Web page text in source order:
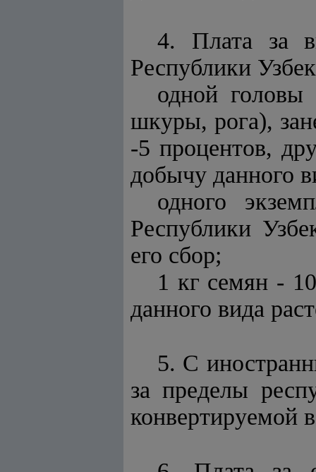
4. Плата за
Республики
одной головы
шкуры, рога),
-5 процентов,
добычу данного
одного
Республики
его сбор;
1 кг семян -
данного вида
5. С
за пределы
конвертируемой